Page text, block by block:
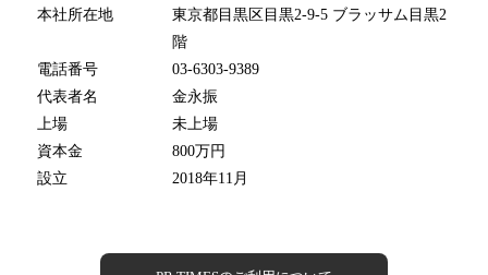
本社所在地
東京都目黒区目黒2-9-5 ブラッサム目黒2
階
電話番号
03-6303-9389
代表者名
金永振
上場
未上場
資本金
800万円
設立
2018年11月